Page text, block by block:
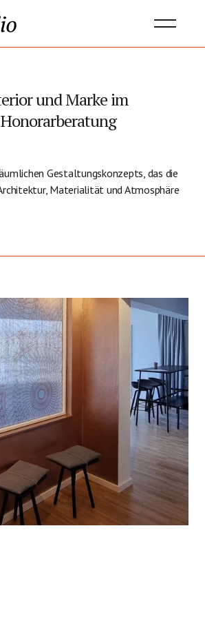
und Marke im
Gestaltungskonzepts, das die
Materialität und Atmosphäre